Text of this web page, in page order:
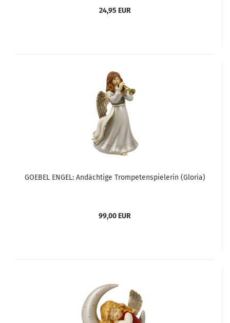
24,95 EUR
GOEBEL ENGEL: Andächtige Trompetenspielerin (Gloria)
99,00 EUR